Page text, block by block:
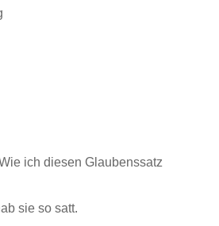
ich diesen Glaubenssatz
sie so satt.